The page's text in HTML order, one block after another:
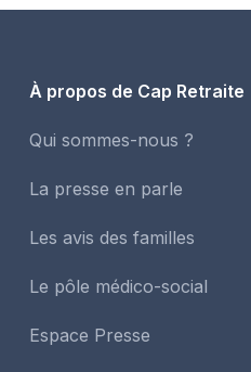
À propos de Cap Retraite
Qui sommes-nous ?
La presse en parle
Les avis des familles
Le pôle médico-social
Espace Presse